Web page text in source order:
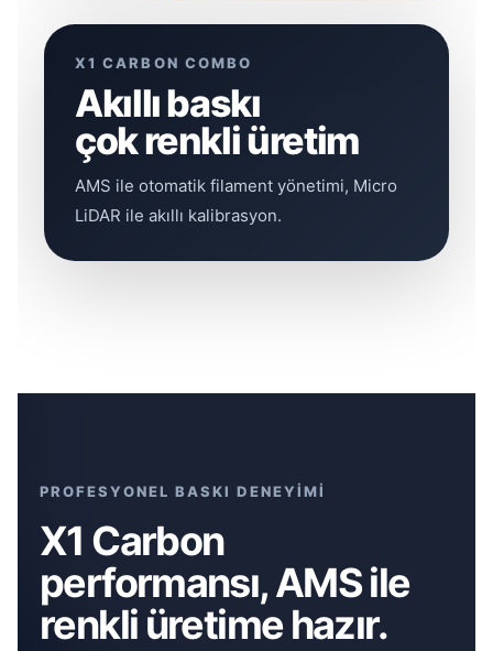
X1 CARBON COMBO
Akıllı baskı
çok renkli üretim
AMS ile otomatik filament yönetimi, Micro
LiDAR ile akıllı kalibrasyon.
PROFESYONEL BASKI DENEYİMİ
X1 Carbon
performansı, AMS ile
renkli üretime hazır.